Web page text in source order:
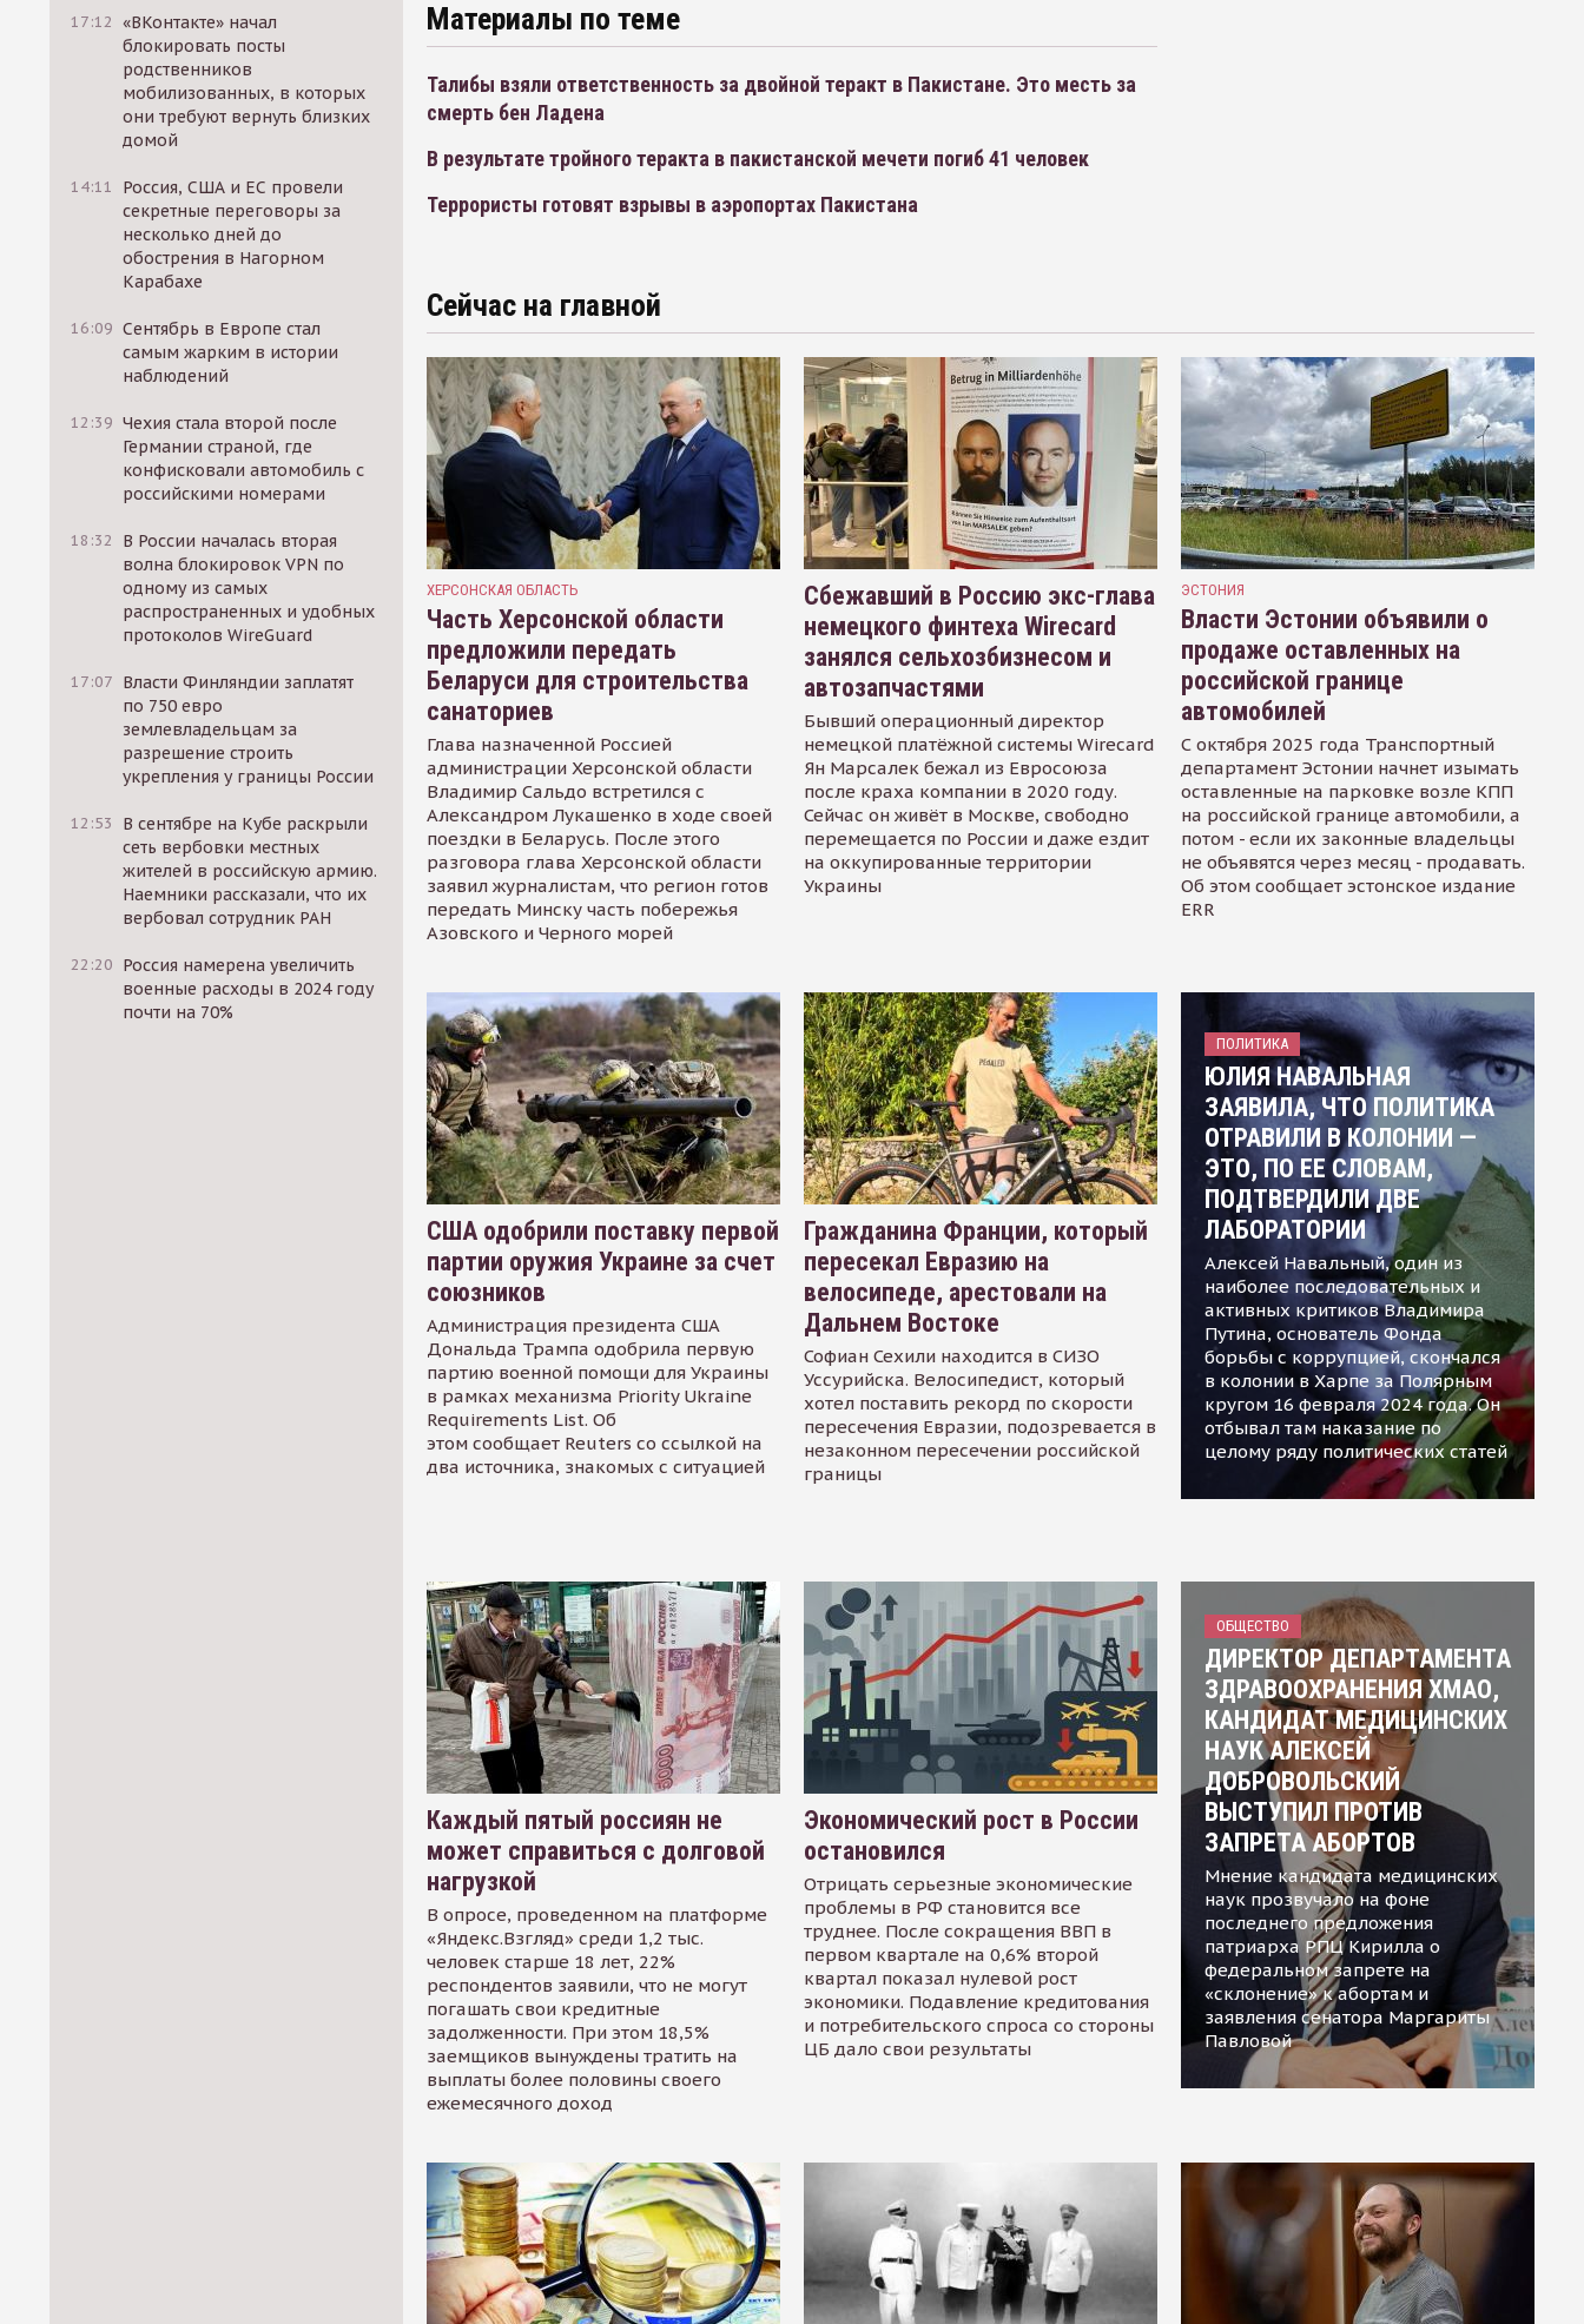
17:12 «ВКонтакте» начал
блокировать посты
родственников
мобилизованных, в которых
они требуют вернуть близких
домой
14:11
Россия, США и ЕС провели
секретные переговоры за
несколько дней до
обострения в Нагорном
Карабахе
16:09 Сентябрь в Европе стал
самым жарким в истории
наблюдений
12:39 Чехия стала второй после
Германии страной, где
конфисковали автомобиль с
российскими номерами
18:32
В России началась вторая
волна блокировок VPN по
одному из самых
распространенных и удобных
протоколов WireGuard
17:07 Власти Финляндии заплатят
по 750 евро
землевладельцам за
разрешение строить
укрепления у границы России
12:53
В сентябре на Кубе раскрыли
сеть вербовки местных
жителей в российскую армию.
Наемники рассказали, что их
вербовал сотрудник РАН
22:20 Россия намерена увеличить
военные расходы в 2024 году
почти на 70%
Материалы по теме
Талибы взяли ответственность за двойной теракт в Пакистане. Это месть за
смерть бен Ладена
В результате тройного теракта в пакистанской мечети погиб 41 человек
Террористы готовят взрывы в аэропортах Пакистана
Сейчас на главной
ХЕРСОНСКАЯ ОБЛАСТЬ
Часть Херсонской области
предложили передать
Беларуси для строительства
санаториев
Глава назначенной Россией
администрации Херсонской области
Владимир Сальдо встретился с
Александром Лукашенко в ходе своей
поездки в Беларусь. После этого
разговора глава Херсонской области
заявил журналистам, что регион готов
передать Минску часть побережья
Азовского и Черного морей
Сбежавший в Россию экс-глава
немецкого финтеха Wirecard
занялся сельхозбизнесом и
автозапчастями
Бывший операционный директор
немецкой платёжной системы Wirecard
Ян Марсалек бежал из Евросоюза
после краха компании в 2020 году.
Сейчас он живёт в Москве, свободно
перемещается по России и даже ездит
на оккупированные территории
Украины
ЭСТОНИЯ
Власти Эстонии объявили о
продаже оставленных на
российской границе
автомобилей
С октября 2025 года Транспортный
департамент Эстонии начнет изымать
оставленные на парковке возле КПП
на российской границе автомобили, а
потом - если их законные владельцы
не объявятся через месяц - продавать.
Об этом сообщает эстонское издание
ERR
США одобрили поставку первой
партии оружия Украине за счет
союзников
Администрация президента США
Дональда Трампа одобрила первую
партию военной помощи для Украины
в рамках механизма Priority Ukraine
Requirements List. Об
этом сообщает Reuters со ссылкой на
два источника, знакомых с ситуацией
Гражданина Франции, который
пересекал Евразию на
велосипеде, арестовали на
Дальнем Востоке
Софиан Сехили находится в СИЗО
Уссурийска. Велосипедист, который
хотел поставить рекорд по скорости
пересечения Евразии, подозревается в
незаконном пересечении российской
границы
ПОЛИТИКА
ЮЛИЯ НАВАЛЬНАЯ
ЗАЯВИЛА, ЧТО ПОЛИТИКА
ОТРАВИЛИ В КОЛОНИИ —
ЭТО, ПО ЕЕ СЛОВАМ,
ПОДТВЕРДИЛИ ДВЕ
ЛАБОРАТОРИИ
Алексей Навальный, один из
наиболее последовательных и
активных критиков Владимира
Путина, основатель Фонда
борьбы с коррупцией, скончался
в колонии в Харпе за Полярным
кругом 16 февраля 2024 года. Он
отбывал там наказание по
целому ряду политических статей
Каждый пятый россиян не
может справиться с долговой
нагрузкой
В опросе, проведенном на платформе
«Яндекс.Взгляд» среди 1,2 тыс.
человек старше 18 лет, 22%
респондентов заявили, что не могут
погашать свои кредитные
задолженности. При этом 18,5%
заемщиков вынуждены тратить на
выплаты более половины своего
ежемесячного доход
Экономический рост в России
остановился
Отрицать серьезные экономические
проблемы в РФ становится все
труднее. После сокращения ВВП в
первом квартале на 0,6% второй
квартал показал нулевой рост
экономики. Подавление кредитования
и потребительского спроса со стороны
ЦБ дало свои результаты
ОБЩЕСТВО
ДИРЕКТОР ДЕПАРТАМЕНТА
ЗДРАВООХРАНЕНИЯ ХМАО,
КАНДИДАТ МЕДИЦИНСКИХ
НАУК АЛЕКСЕЙ
ДОБРОВОЛЬСКИЙ
ВЫСТУПИЛ ПРОТИВ
ЗАПРЕТА АБОРТОВ
Мнение кандидата медицинских
наук прозвучало на фоне
последнего предложения
патриарха РПЦ Кирилла о
федеральном запрете на
«склонение» к абортам и
заявления сенатора Маргариты
Павловой